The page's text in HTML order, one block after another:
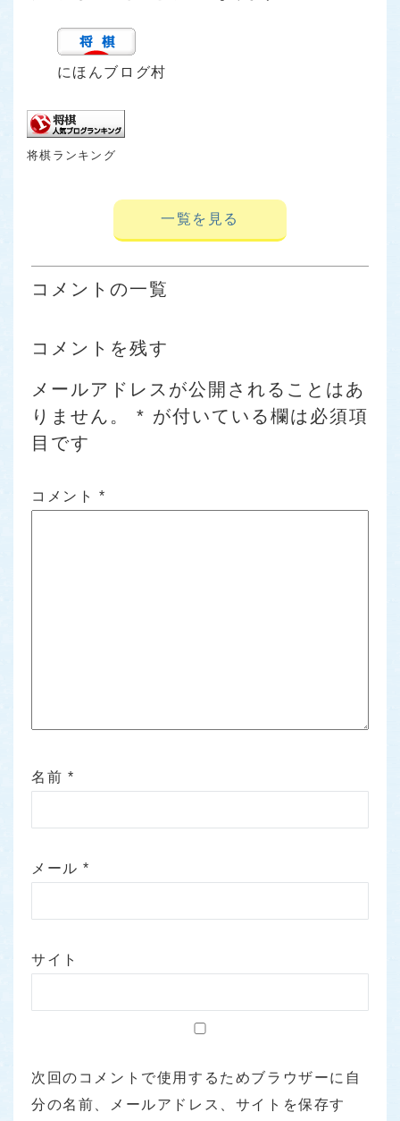
にほんブログ村
将棋ランキング
一覧を見る
コメントの一覧
コメントを残す
メールアドレスが公開されることはあ
りません。
* が付いている欄は必須項
目です
コメント *
名前 *
メール*
サイト
次回のコメントで使用するためブラウザーに自
分の名前、メールアドレス、サイトを保存す